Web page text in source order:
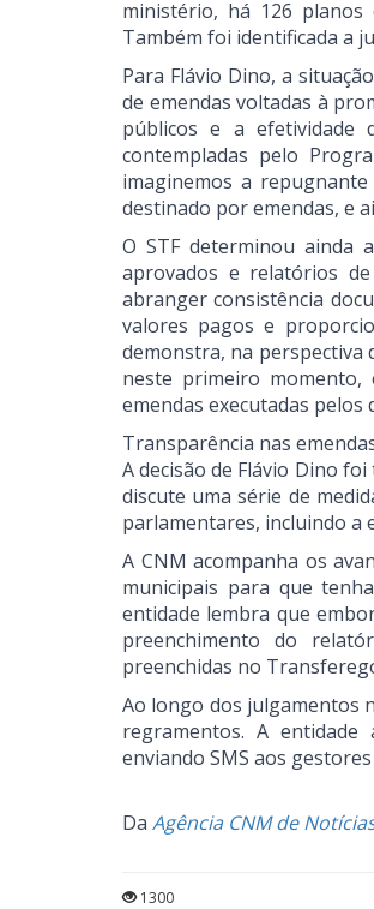
ministério, há 126 planos
Também foi identificada a
Para Flávio Dino, a
de emendas voltadas à
públicos e a efetividade
contempladas pelo
imaginemos a
destinado por emendas, e
O STF determinou ainda
aprovados e relatórios
abranger consistência
valores pagos e
demonstra, na perspectiva
neste primeiro
emendas executadas pelos
Transparência nas
A decisão de Flávio Dino
discute uma série de
parlamentares, incluindo a
A CNM acompanha os
municipais para que
entidade lembra que
preenchimento do
preenchidas no
Ao longo dos julgamentos
regramentos. A
enviando SMS aos
Da Agência CNM de
1300